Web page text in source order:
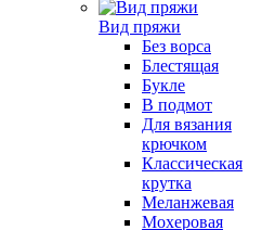
Вид пряжи
Без ворса
Блестящая
Букле
В подмот
Для вязания
крючком
Классическая
крутка
Меланжевая
Мохеровая